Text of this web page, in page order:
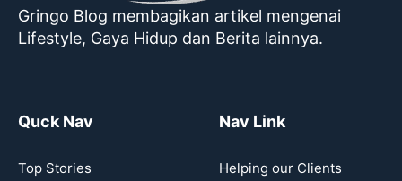
Gringo Blog membagikan artikel mengenai
Lifestyle, Gaya Hidup dan Berita lainnya.
Quck Nav
Top Stories
Nav Link
Helping our Clients